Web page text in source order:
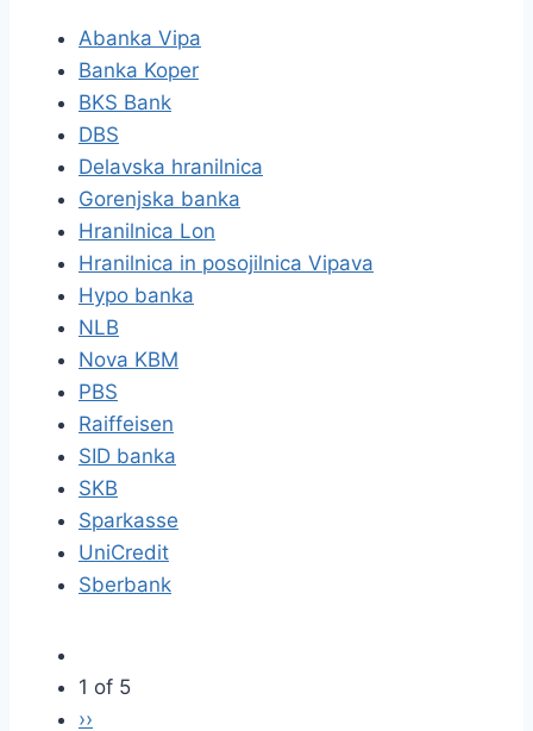
Abanka Vipa
Banka Koper
BKS Bank
DBS
Delavska hranilnica
Gorenjska banka
Hranilnica Lon
Hranilnica in posojilnica Vipava
Hypo banka
NLB
Nova KBM
PBS
Raiffeisen
SID banka
SKB
Sparkasse
UniCredit
Sberbank
1 of 5
››